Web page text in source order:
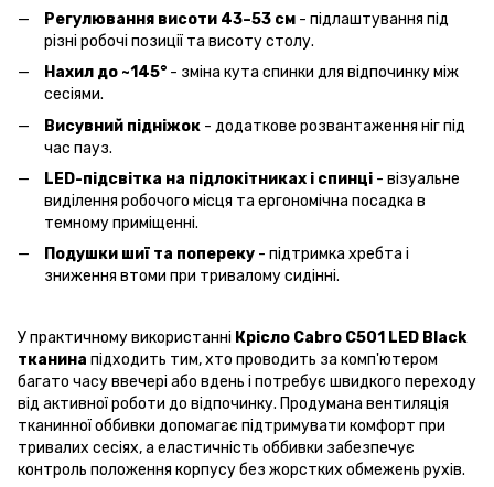
Регулювання висоти 43–53 см - підлаштування під
різні робочі позиції та висоту столу.
Нахил до ~145° - зміна кута спинки для відпочинку між
сесіями.
Висувний підніжок - додаткове розвантаження ніг під
час пауз.
LED-підсвітка на підлокітниках і спинці - візуальне
виділення робочого місця та ергономічна посадка в
темному приміщенні.
Подушки шиї та попереку - підтримка хребта і
зниження втоми при тривалому сидінні.
У практичному використанні Крісло Cabro C501 LED Black
тканина підходить тим, хто проводить за комп'ютером
багато часу ввечері або вдень і потребує швидкого переходу
від активної роботи до відпочинку. Продумана вентиляція
тканинної оббивки допомагає підтримувати комфорт при
тривалих сесіях, а еластичність оббивки забезпечує
контроль положення корпусу без жорстких обмежень рухів.